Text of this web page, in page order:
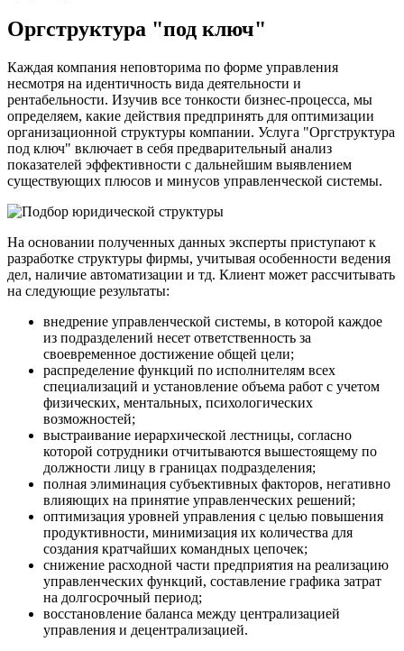
Оргструктура "под ключ"
Каждая компания неповторима по форме управления
несмотря на идентичность вида деятельности и
рентабельности. Изучив все тонкости бизнес-процесса, мы
определяем, какие действия предпринять для оптимизации
организационной структуры компании. Услуга "Оргструктура
под ключ" включает в себя предварительный анализ
показателей эффективности с дальнейшим выявлением
существующих плюсов и минусов управленческой системы.
На основании полученных данных эксперты приступают к
разработке структуры фирмы, учитывая особенности ведения
дел, наличие автоматизации и тд. Клиент может рассчитывать
на следующие результаты:
внедрение управленческой системы, в которой каждое
из подразделений несет ответственность за
своевременное достижение общей цели;
распределение функций по исполнителям всех
специализаций и установление объема работ с учетом
физических, ментальных, психологических
возможностей;
выстраивание иерархической лестницы, согласно
которой сотрудники отчитываются вышестоящему по
должности лицу в границах подразделения;
полная элиминация субъективных факторов, негативно
влияющих на принятие управленческих решений;
оптимизация уровней управления с целью повышения
продуктивности, минимизация их количества для
создания кратчайших командных цепочек;
снижение расходной части предприятия на реализацию
управленческих функций, составление графика затрат
на долгосрочный период;
восстановление баланса между централизацией
управления и децентрализацией.